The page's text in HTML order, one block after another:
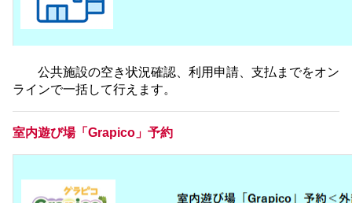
公共施設の空き状況確認、利用申請、支払までをオン
ラインで一括して行えます。
室内遊び場「Grapico」予約